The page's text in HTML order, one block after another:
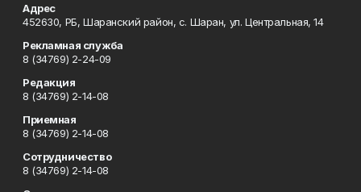
Адрес
452630, РБ, Шаранский район, с. Шаран, ул. Центральная, 14
Рекламная служба
8 (34769) 2-24-09
Редакция
8 (34769) 2-14-08
Приемная
8 (34769) 2-14-08
Сотрудничество
8 (34769) 2-14-08